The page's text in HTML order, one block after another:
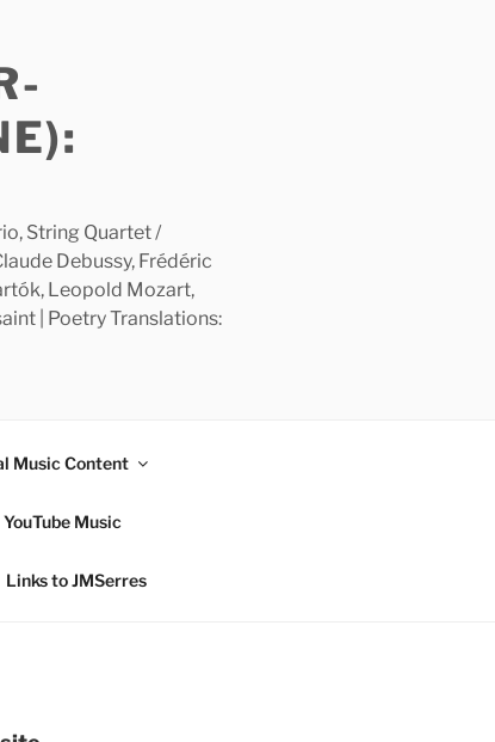
String Quartet /
Debussy, Frédéric
Leopold Mozart,
| Poetry Translations:
Music Content
YouTube Music
Links to JMSerres